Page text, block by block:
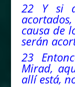
22 Y si
causa de
serán
23
Mirad,
allí está,